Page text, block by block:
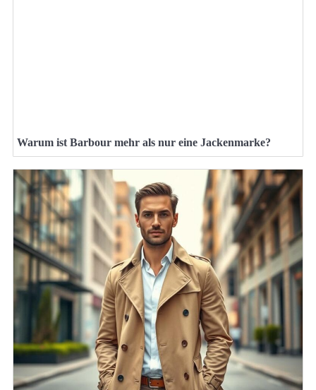
Warum ist Barbour mehr als nur eine Jackenmarke?